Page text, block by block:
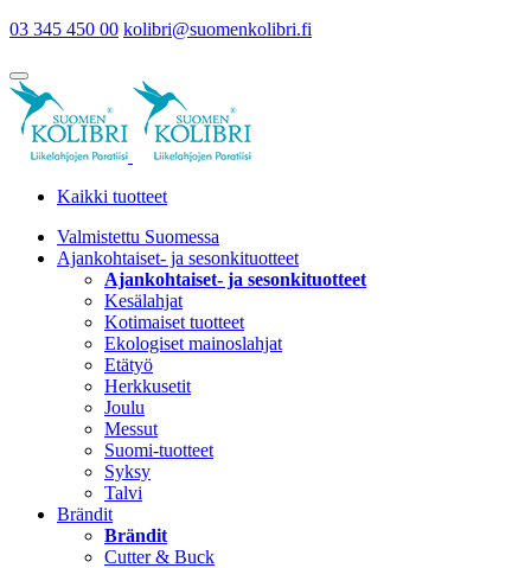
03 345 450 00 kolibri@suomenkolibri.fi
Kaikki tuotteet
Valmistettu Suomessa
Ajankohtaiset- ja sesonkituotteet
Ajankohtaiset- ja sesonkituotteet
Kesälahjat
Kotimaiset tuotteet
Ekologiset mainoslahjat
Etätyö
Herkkusetit
Joulu
Messut
Suomi-tuotteet
Syksy
Talvi
Brändit
Brändit
Cutter & Buck